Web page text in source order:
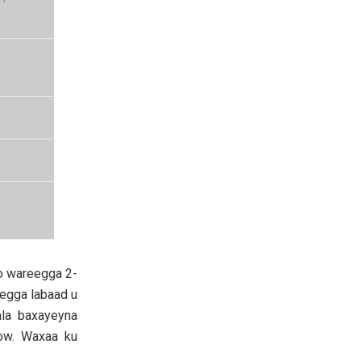
wareegga 2-
labaad u
baxayeyna
Waxaa ku